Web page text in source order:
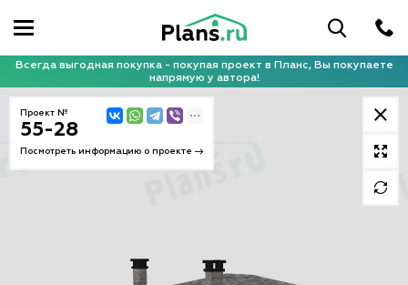
Всегда выгодная покупка - покупая проект в Планс, Вы покупаете
напрямую у автора!
Проект №
55-28
Посмотреть информацию о проекте